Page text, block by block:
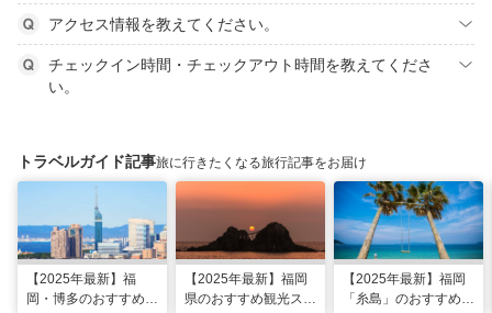
アクセス情報を教えてください。
チェックイン時間・チェックアウト時間を教えてくださ
い。
トラベルガイド記事旅に行きたくなる旅行記事をお届け
【2025年最新】福
岡・博多のおすすめ観
【2025年最新】福岡
県のおすすめ観光スポ
【2025年最新】福岡
「糸島」のおすすめ観